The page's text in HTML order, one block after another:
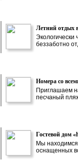
Летний отдых
беззаботно
Номера со
Приглашаем
песчаный
Гостевой дом
Мы находимся
оснащенных